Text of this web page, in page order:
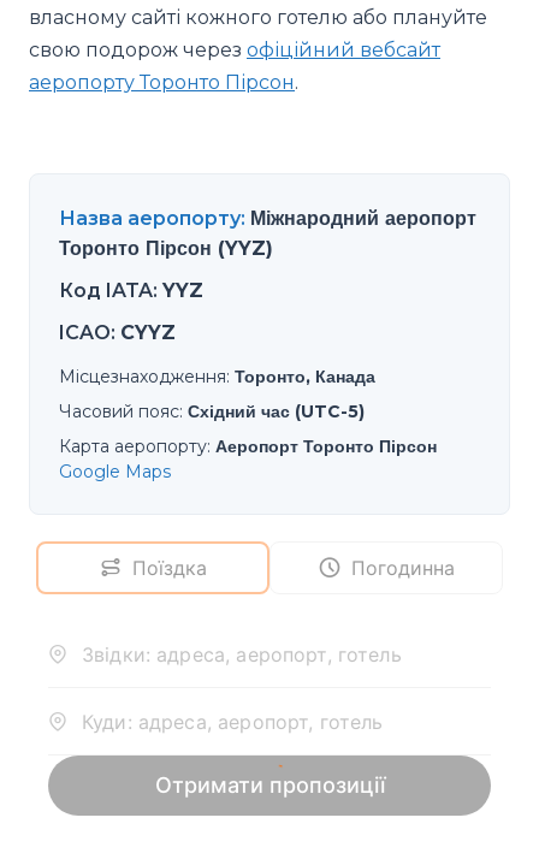
власному сайті кожного готелю або плануйте
свою подорож через офіційний вебсайт
аеропорту Торонто Пірсон.
Назва аеропорту: Міжнародний аеропорт
Торонто Пірсон (YYZ)
Код IATA: YYZ
ICAO: CYYZ
Місцезнаходження: Торонто, Канада
Часовий пояс: Східний час (UTC-5)
Карта аеропорту: Аеропорт Торонто Пірсон
Google Maps